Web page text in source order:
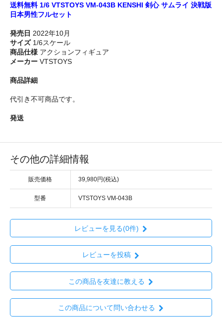
送料無料 1/6 VTSTOYS VM-043B KENSHI 剣心 サムライ 決戦版
日本男性フルセット
発売日 2022年10月
サイズ1/6スケール
商品仕様 アクションフィギュア
メーカー VTSTOYS
商品詳細
代引き不可商品です。
発送
その他の詳細情報
販売価格 39,980円(税込)
型番 VTSTOYS VM-043B
レビューを見る(0件)
レビューを投稿
この商品を友達に教える
この商品について問い合わせる